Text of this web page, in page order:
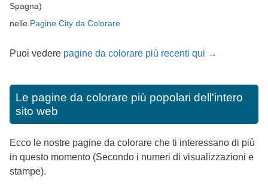
Spagna)
nelle Pagine City da Colorare
Puoi vedere pagine da colorare più recenti qui →
Le pagine da colorare più popolari dell'intero
sito web
Ecco le nostre pagine da colorare che ti interessano di più
in questo momento (Secondo i numeri di visualizzazioni e
stampe).